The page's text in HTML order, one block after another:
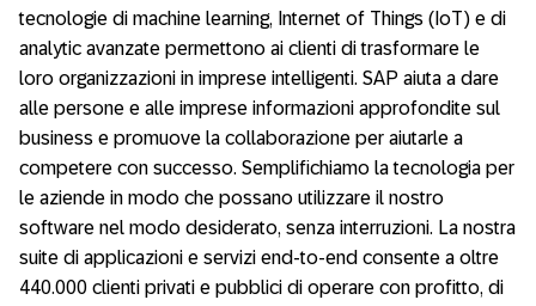
tecnologie di machine learning, Internet of Things (IoT) e di
analytic avanzate permettono ai clienti di trasformare le
loro organizzazioni in imprese intelligenti. SAP aiuta a dare
alle persone e alle imprese informazioni approfondite sul
business e promuove la collaborazione per aiutarle a
competere con successo. Semplifichiamo la tecnologia per
le aziende in modo che possano utilizzare il nostro
software nel modo desiderato, senza interruzioni. La nostra
suite di applicazioni e servizi end-to-end consente a oltre
440.000 clienti privati e pubblici di operare con profitto, di